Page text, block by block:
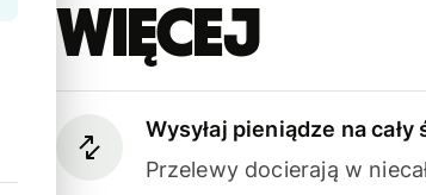
więcej
Wysyłaj pieniądze na cały
Przelewy docierają w